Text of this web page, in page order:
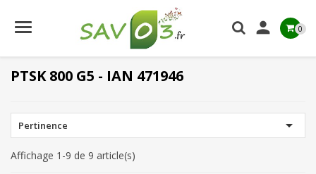
 0
PTSK 800 G5 - IAN 471946
Pertinence 
Affichage 1-9 de 9 article(s)